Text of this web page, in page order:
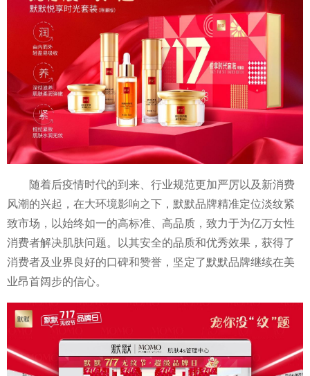
随着后疫情时代的到来、行业规范更加严厉以及新消费
风潮的兴起，在大环境影响之下，默默品牌精准定位淡纹紧
致市场，以始终如一的高标准、高品质，致力于为亿万女性
消费者解决肌肤问题。以其安全的品质和优秀效果，获得了
消费者及业界良好的口碑和赞誉，坚定了默默品牌继续在美
业昂首阔步的信心。